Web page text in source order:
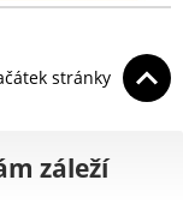
stránky
záleží